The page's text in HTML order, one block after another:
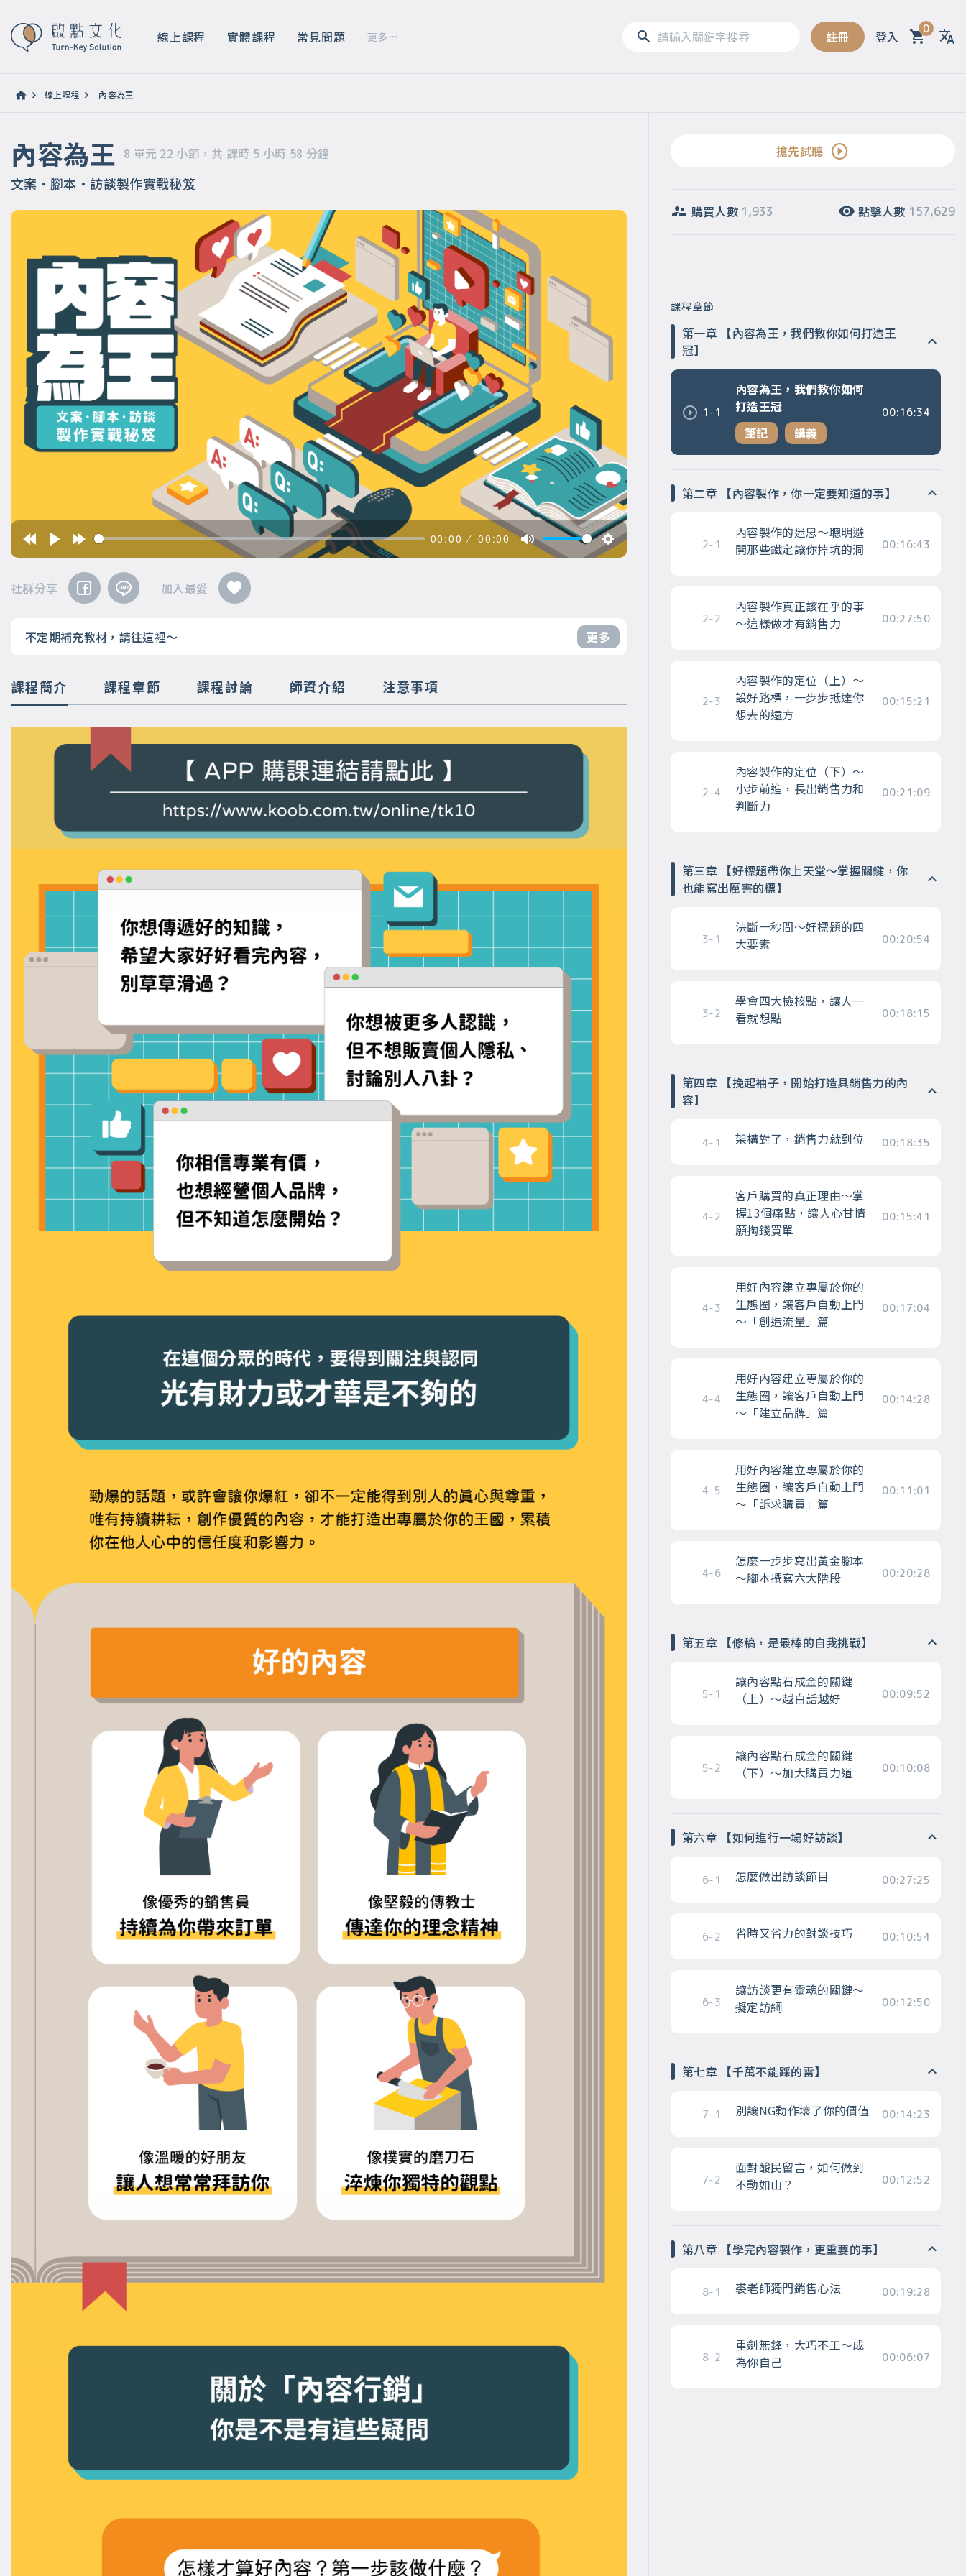
線上課程 實體課程 常見問題 更多 註冊 登入 0
8 單元 22 小節，共 課時 5 小時 58 分鐘
線上課程 內容為王
內容為王 8 單元 22 小節，共 課時 5 小時 58 分鐘
文案・腳本・訪談製作實戰秘笈
00:00 00:00
不定期補充教材，請往這裡～ 更多
社群分享 加入最愛
課程簡介 課程章節 課程討論 師資介紹 注意事項
搶先試聽
購買人數 1,933 點擊人數 157,629
課程章節
第一章 【內容為王，我們教你如何打造王
冠】
1-1
內容為王，我們教你如何
打造王冠
筆記
講義
00:16:34
第二章 【內容製作，你一定要知道的事】
2-1
內容製作的迷思～聰明避
開那些鐵定讓你掉坑的洞
00:16:43
2-2
內容製作真正該在乎的事
～這樣做才有銷售力
00:27:50
2-3
內容製作的定位（上）～
設好路標，一步步抵達你
想去的遠方
00:15:21
2-4
內容製作的定位（下）～
小步前進，長出銷售力和
判斷力
00:21:09
第三章 【好標題帶你上天堂～掌握關鍵，你
也能寫出厲害的標】
3-1
決斷一秒間～好標題的四
大要素
00:20:54
3-2
學會四大檢核點，讓人一
看就想點
00:18:15
第四章 【挽起袖子，開始打造具銷售力的內
容】
4-1 架構對了，銷售力就到位 00:18:35
4-2
客戶購買的真正理由～掌
握13個痛點，讓人心甘情
願掏錢買單
00:15:41
4-3
用好內容建立專屬於你的
生態圈，讓客戶自動上門
～「創造流量」篇
00:17:04
4-4
用好內容建立專屬於你的
生態圈，讓客戶自動上門
～「建立品牌」篇
00:14:28
4-5
用好內容建立專屬於你的
生態圈，讓客戶自動上門
～「訴求購買」篇
00:11:01
4-6
怎麼一步步寫出黃金腳本
～腳本撰寫六大階段
00:20:28
第五章 【修稿，是最棒的自我挑戰】
5-1
讓內容點石成金的關鍵
（上）～越白話越好
00:09:52
5-2
讓內容點石成金的關鍵
（下）～加大購買力道
00:10:08
第六章 【如何進行一場好訪談】
6-1 怎麼做出訪談節目 00:27:25
6-2 省時又省力的對談技巧 00:10:54
6-3
讓訪談更有靈魂的關鍵～
擬定訪綱
00:12:50
第七章 【千萬不能踩的雷】
7-1 別讓NG動作壞了你的價值 00:14:23
7-2
面對酸民留言，如何做到
不動如山？
00:12:52
第八章 【學完內容製作，更重要的事】
8-1 裘老師獨門銷售心法 00:19:28
8-2
重劍無鋒，大巧不工～成
為你自己
00:06:07